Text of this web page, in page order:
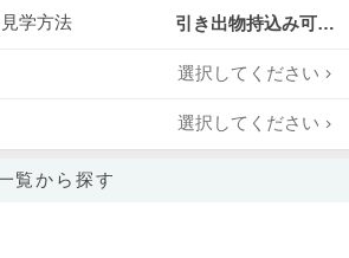
学方法 引き出物持込み可,
選択してください
選択してください
覧から探す